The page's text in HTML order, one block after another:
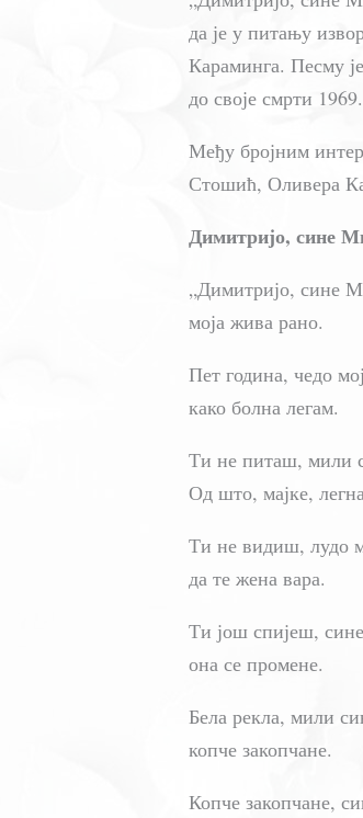
да је у питању
Караминга. Песму
до своје смрти 1969.
Међу бројним
Стошић, Оливера
Димитријо, сине
„Димитријо, сине
моја жива рано.
Пет година, чедо
како болна легам.
Ти не питаш, мили
Од што, мајке,
Ти не видиш, лудо
да те жена вара.
Ти још спијеш,
она се промене.
Бела рекла, мили
копче закопчане.
Копче закопчане,